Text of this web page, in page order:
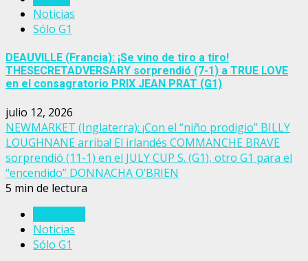
Noticias
Sólo G1
DEAUVILLE (Francia): ¡Se vino de tiro a tiro!
THESECRETADVERSARY sorprendió (7-1) a TRUE LOVE
en el consagratorio PRIX JEAN PRAT (G1)
julio 12, 2026
NEWMARKET (Inglaterra): ¡Con el “niño prodigio” BILLY
LOUGHNANE arriba! El irlandés COMMANCHE BRAVE
sorprendió (11-1) en el JULY CUP S. (G1), otro G1 para el
“encendido” DONNACHA O’BRIEN
5 min de lectura
Noticias
Sólo G1